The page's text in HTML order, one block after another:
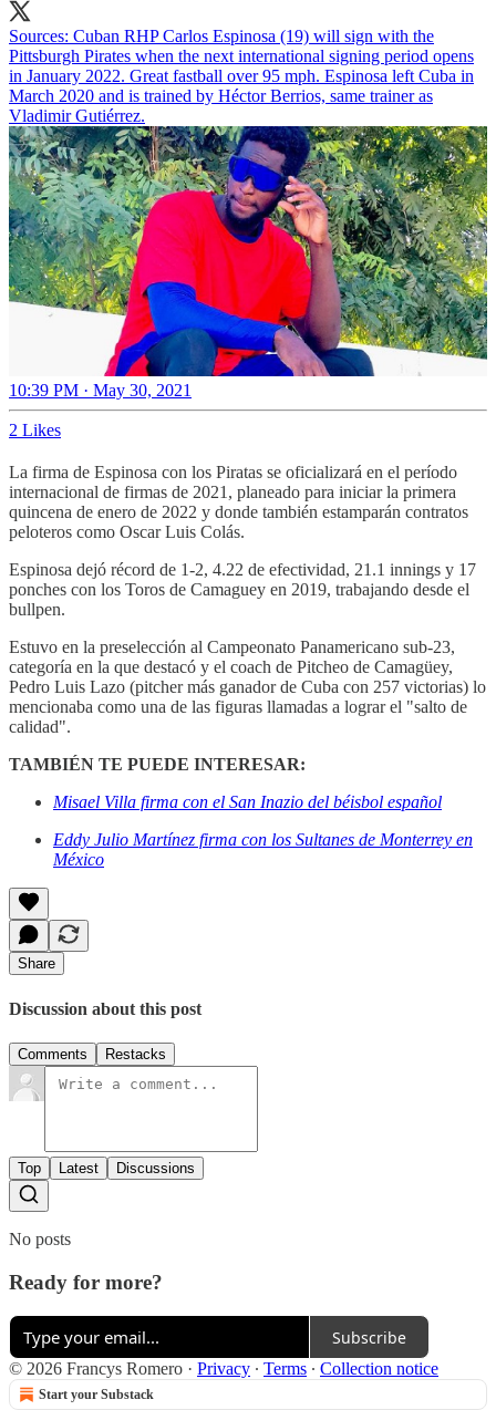
Sources: Cuban RHP Carlos Espinosa (19) will sign with the
Pittsburgh Pirates when the next international signing period opens
in January 2022. Great fastball over 95 mph. Espinosa left Cuba in
March 2020 and is trained by Héctor Berrios, same trainer as
Vladimir Gutiérrez.
10:39 PM · May 30, 2021
2 Likes
La firma de Espinosa con los Piratas se oficializará en el período
internacional de firmas de 2021, planeado para iniciar la primera
quincena de enero de 2022 y donde también estamparán contratos
peloteros como Oscar Luis Colás.
Espinosa dejó récord de 1-2, 4.22 de efectividad, 21.1 innings y 17
ponches con los Toros de Camaguey en 2019, trabajando desde el
bullpen.
Estuvo en la preselección al Campeonato Panamericano sub-23,
categoría en la que destacó y el coach de Pitcheo de Camagüey,
Pedro Luis Lazo (pitcher más ganador de Cuba con 257 victorias) lo
mencionaba como una de las figuras llamadas a lograr el "salto de
calidad".
TAMBIÉN TE PUEDE INTERESAR:
Misael Villa firma con el San Inazio del béisbol español
Eddy Julio Martínez firma con los Sultanes de Monterrey en
México
Share
Discussion about this post
Comments Restacks
Top Latest Discussions
No posts
Ready for more?
Subscribe
© 2026 Francys Romero · Privacy ∙ Terms ∙ Collection notice
Start your Substack